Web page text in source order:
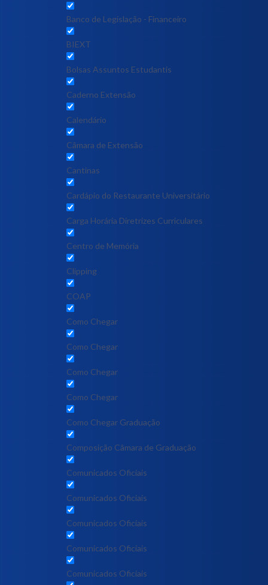
Banco de Legislação - Financeiro
BIEXT
Bolsas Assuntos Estudantis
Caderno Extensão
Calendário
Câmara de Extensão
Cantinas
Cardápio do Restaurante Universitário
Carga Horária Diretrizes Curriculares
Centro de Memória
Clipping
COAP
Como Chegar
Como Chegar
Como Chegar
Como Chegar
Como Chegar Graduação
Composição Câmara de Graduação
Comunicados Oficiais
Comunicados Oficiais
Comunicados Oficiais
Comunicados Oficiais
Comunicados Oficiais